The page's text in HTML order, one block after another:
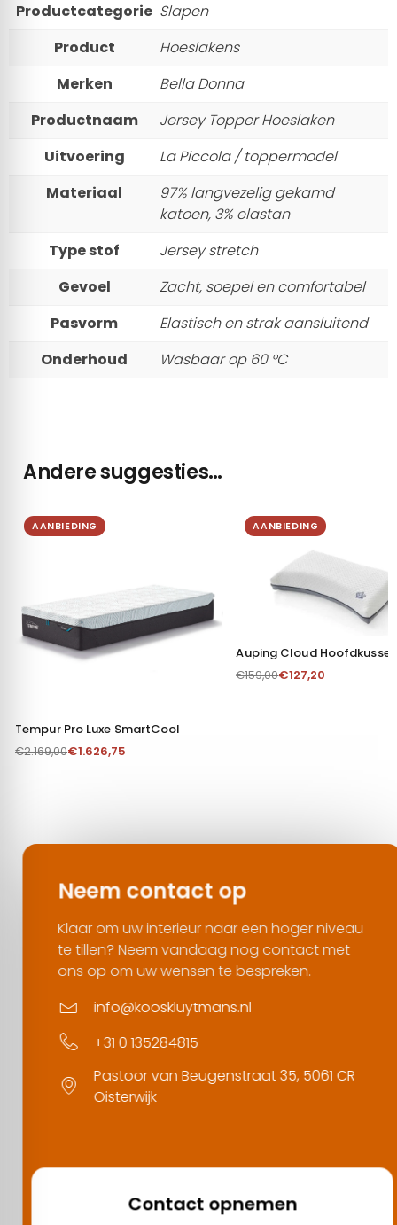
Toestemming Details Over
Deze website maakt gebruik van cookies
We gebruiken cookies om content en advertenties te
om ons websiteverkeer te analyseren. Ook delen we
informatie over uw gebruik van onze site met onze partners
voor social media, adverteren en analyse. Deze partners
Productcategorie Slapen
Product
Hoeslakens
Merken
Bella Donna
Productnaam
Jersey Topper Hoeslaken
Uitvoering
La Piccola / toppermodel
Materiaal
97% langvezelig gekamd
katoen, 3% elastan
Type stof
Jersey stretch
Gevoel
Zacht, soepel en comfortabel
Pasvorm
Elastisch en strak aansluitend
Onderhoud
Wasbaar op 60 °C
Andere suggesties…
AANBIEDING
Tempur Pro Luxe SmartCool
€2.169,00€1.626,75
AANBIEDING
Auping Cloud Hoofdkussen
€159,00€127,20
Neem contact op
Klaar om uw interieur naar een hoger niveau
te tillen? Neem vandaag nog contact met
ons op om uw wensen te bespreken.
info@kooskluytmans.nl
+31 0 135284815
Pastoor van Beugenstraat 35, 5061 CR
Oisterwijk